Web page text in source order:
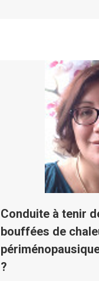
Conduite à tenir
bouffées de
?